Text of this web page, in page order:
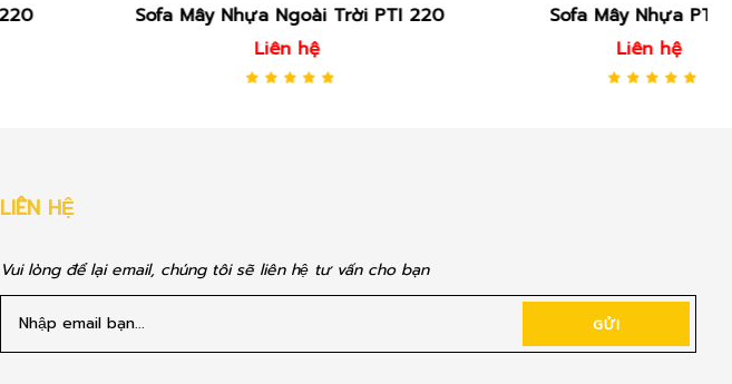
Sofa Mây Nhựa Ngoài Trời PTI 220
Sofa Mây Nhựa PTI 216
LIÊN HỆ
Vui lòng để lại email, chúng tôi sẽ liên hệ tư vấn cho bạn
GỬI